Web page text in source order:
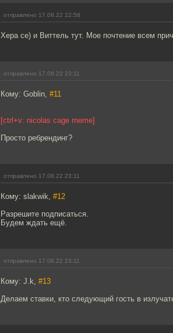
отправлено 17.08.22 22:58
Хера се) и Виттель тут. Мое почтение всем
отправлено 17.08.22 23:11
Кому: Goblin, #11
[ctrl+v: nicolas cage meme]
Просто ребрендинг?
отправлено 17.08.22 23:11
Кому: slakwik, #12
Разрешите подписаться.
Будем ждать ещё.
отправлено 17.08.22 23:11
Кому: J.k, #13
Делаем ставки, кто следующий гость в